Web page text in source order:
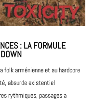
: LA FORMULE
folkarménienne et au hardcore
absurde existentiel
rythmiques, passages a